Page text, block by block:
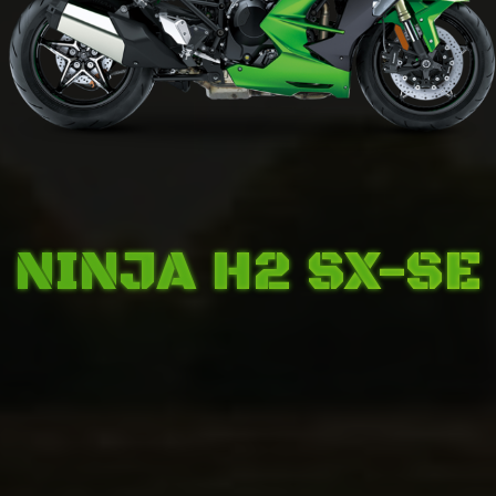
NINJA H2 SX-SE